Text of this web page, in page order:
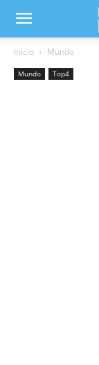
Inicio Mundo
Mundo Top4